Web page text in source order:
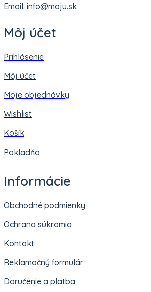
Email: info@maju.sk
Môj účet
Prihlásenie
Môj účet
Moje objednávky
Wishlist
Košík
Pokladňa
Informácie
Obchodné podmienky
Ochrana súkromia
Kontakt
Reklamačný formulár
Doručenie a platba